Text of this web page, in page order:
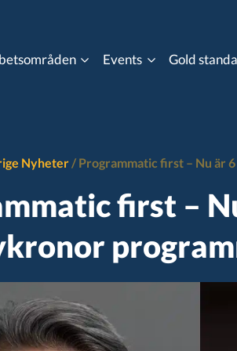
Video
3rd Party Cookies
Events
MIXX Awards
Programmatic Event
Gold
Nyheter/ Programmatic first – Nu är
first –